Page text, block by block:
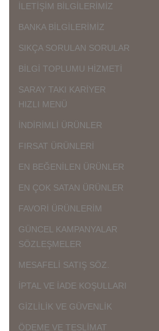
İLETİŞİM BİLGİLERİMİZ
BANKA BİLGİLERİMİZ
SIKÇA SORULAN SORULAR
BİLGİ TOPLUMU HİZMETİ
SARAY TAKI KARİYER
HIZLI MENÜ
İNDİRİMLİ ÜRÜNLER
FIRSAT ÜRÜNLERİ
EN BEĞENİLEN ÜRÜNLER
EN ÇOK SATAN ÜRÜNLER
FAVORİ ÜRÜNLERİM
GÜNCEL KAMPANYALAR
SÖZLEŞMELER
MESAFELİ SATIŞ SÖZ.
İPTAL VE İADE KOŞULLARI
GİZLİLİK VE GÜVENLİK
ÖDEME VE TESLİMAT